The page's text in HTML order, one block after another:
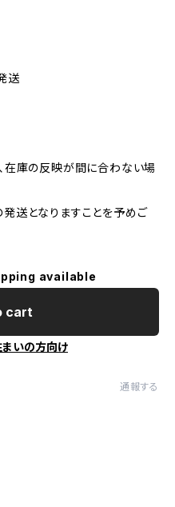
送
在庫の反映が間に合わない場
送となりますことを予めご
available
cart
いの方向け
通報する